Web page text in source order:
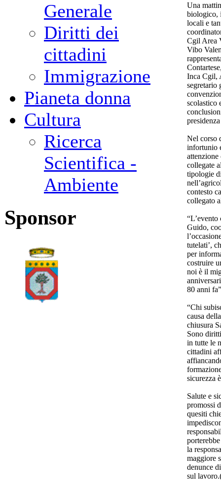
Generale
Diritti dei
cittadini
Immigrazione
Pianeta donna
Cultura
Ricerca
Scientifica -
Ambiente
Sponsor
Una
biologico,
locali e
Cgil Area
Vibo
Inca Cgil,
segretario
scolastico
Nel corso
infortunio
attenzione
collegate
tipologie
contesto
collegato
“L’evento
Guido,
tutelati’,
per
costruire
noi è il
80 anni
“Chi
causa
chiusura
Sono
in tutte le
cittadini
sicurezza
Salute e
promossi
quesiti
la
maggiore
denunce
sul